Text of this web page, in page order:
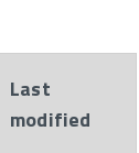
Last
modified